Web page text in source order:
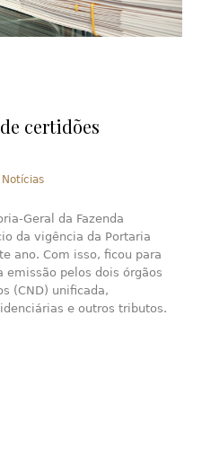
certidões
Notícias
Geral da Fazenda
da vigência da Portaria
ano. Com isso, ficou para
emissão pelos dois órgãos
(CND) unificada,
e outros tributos.